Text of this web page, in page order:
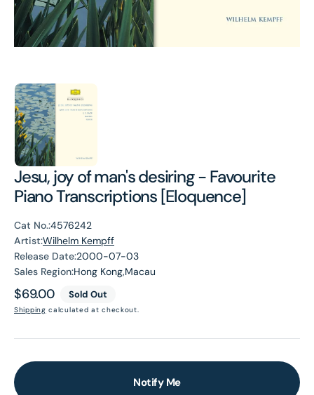
Jesu, joy of man's desiring - Favourite
Piano Transcriptions [Eloquence]
Cat No.:4576242
Artist:Wilhelm Kempff
Release Date:2000-07-03
Sales Region:Hong Kong,Macau
Regular
price
$69.00 Sold Out
Shipping calculated at checkout.
Notify Me